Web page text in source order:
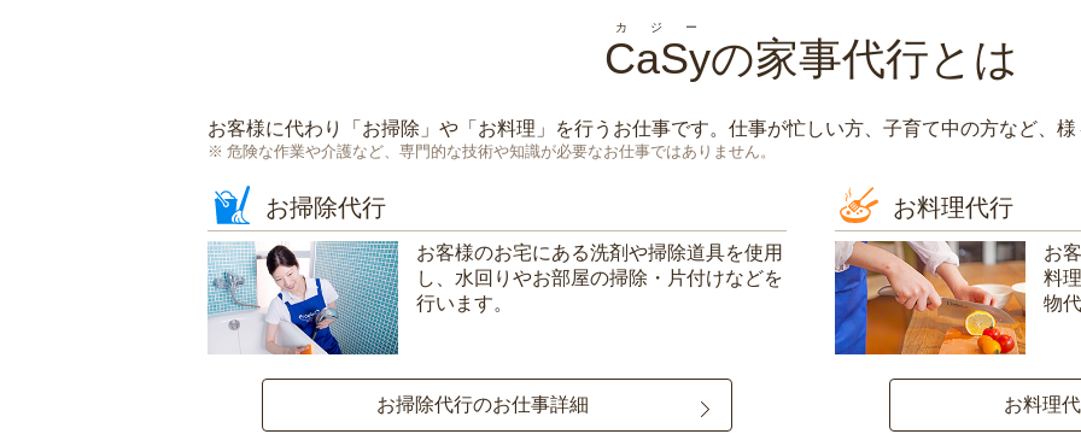
CaSy
カジー
の家事代行とは
お客様に代わり「 お掃除 」や「 お料理 」を行うお仕事です。仕事が忙しい方、子育て中の方など、
危険な作業や介護など、専門的な技術や知識が必要なお仕事ではありません。
お掃除代行
お客様のお宅にある洗剤や掃除道具を使用
し、水回りやお部屋の掃除・片付けなどを
行います。
お掃除代行のお仕事詳細
お料理代行
お
料
物
お料理